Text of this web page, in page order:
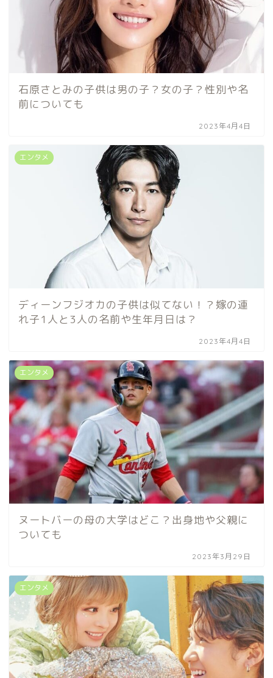
石原さとみの子供は男の子？女の子？性別や名
前についても
2023年4月4日
エンタメ
ディーンフジオカの子供は似てない！？嫁の連
れ子1人と3人の名前や生年月日は？
2023年4月4日
エンタメ
ヌートバーの母の大学はどこ？出身地や父親に
ついても
2023年3月29日
エンタメ